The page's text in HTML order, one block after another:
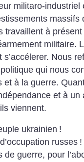
militaro-industriel
massifs
travaillent à
militaire.
Nous
qui nous
et à la guerre.
et à un
viennent.
ukrainien !
russes !
de guerre, pour